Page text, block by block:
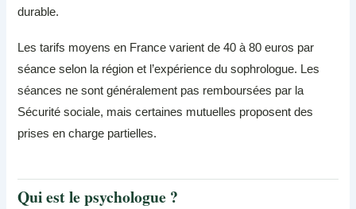
durable.
Les tarifs moyens en France varient de 40 à 80 euros par
séance selon la région et l’expérience du sophrologue. Les
séances ne sont généralement pas remboursées par la
Sécurité sociale, mais certaines mutuelles proposent des
prises en charge partielles.
Qui est le psychologue ?